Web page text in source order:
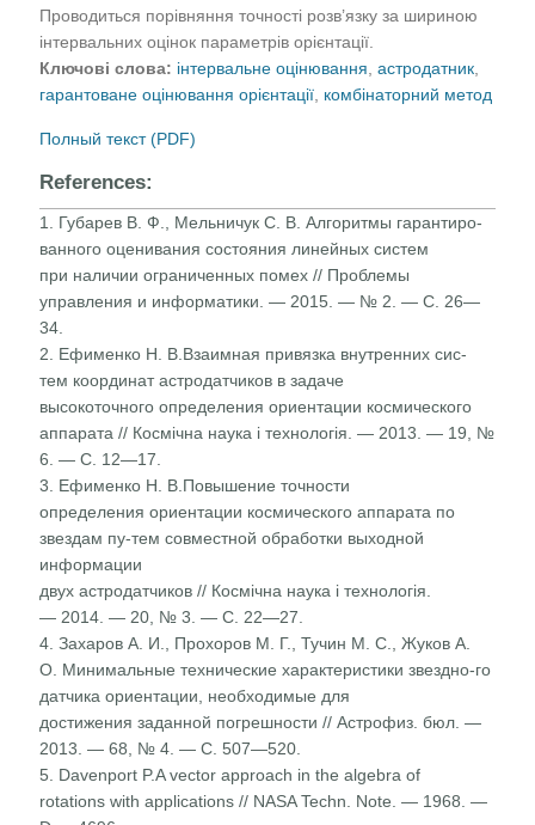
Проводиться порівняння точності розв’язку за шириною
інтервальних оцінок параметрів орієнтації.
Ключові слова: інтервальне оцінювання ,астродатник
гарантоване оцінювання орієнтації комбінаторний метод
Полный текст (PDF)
References:
1. Губарев В. Ф., Мельничук С. В. Алгоритмы гарантиро-
ванного оценивания состояния линейных систем
при наличии ограниченных помех // Проблемы
управления и информатики. — 2015. — № 2. — С. 26—
34.
2. Ефименко Н. В.Взаимная привязка внутренних сис-
тем координат астродатчиков в задаче
высокоточного определения ориентации космического
аппарата // Космічна наука і технологія. — 2013. — 19, №
6. — С. 12—17.
3. Ефименко Н. В.Повышение точности
определения ориентации космического аппарата по
звездам пу-тем совместной обработки выходной
информации
двух астродатчиков // Космічна наука і технологія.
— 2014. — 20, № 3. — С. 22—27.
4. Захаров А. И., Прохоров М. Г., Тучин М. С., Жуков А.
О. Минимальные технические характеристики звездно-го
датчика ориентации, необходимые для
достижения заданной погрешности // Астрофиз. бюл. —
2013. — 68, № 4. — С. 507—520.
5. Davenport P.A vector approach in the algebra of
rotations with applications // NASA Techn. Note. — 1968. —